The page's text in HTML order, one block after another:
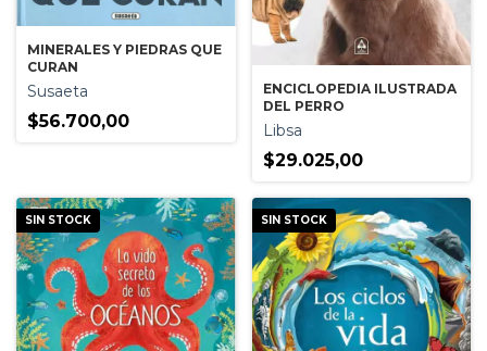
MINERALES Y PIEDRAS QUE
CURAN
Susaeta
$56.700,00
ENCICLOPEDIA ILUSTRADA
DEL PERRO
Libsa
$29.025,00
SIN STOCK SIN STOCK